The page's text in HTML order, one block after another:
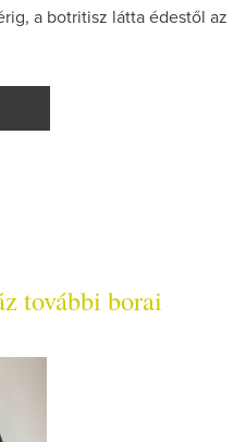
a botritisz látta édestől az
további borai